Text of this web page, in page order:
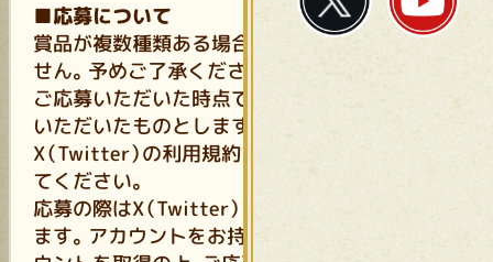
■応募について
賞品が複数種類ある場合、賞品をご選択が出来ま
せん。予めご了承ください。
ご応募いただいた時点で、全ての注意事項に同意
いただいたものとします。
X（Twitter）の利用規約を遵守した上で、投稿し
てください。
応募の際はX（Twitter）アカウントが必要となり
ます。アカウントをお持ちでない方は予めアカ